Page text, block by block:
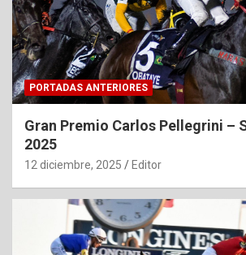
PORTADAS ANTERIORES
Gran Premio Carlos Pellegrini –
2025
12 diciembre, 2025 Editor